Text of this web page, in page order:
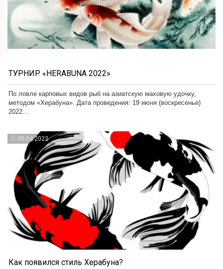
ТУРНИР «HERABUNA 2022»
По ловле карповых видов рыб на азиатскую маховую удочку,
методом «Херабуна». Дата проведения: 19 июня (воскресенье)
2022...
05.04.2022
Как появился стиль Херабуна?